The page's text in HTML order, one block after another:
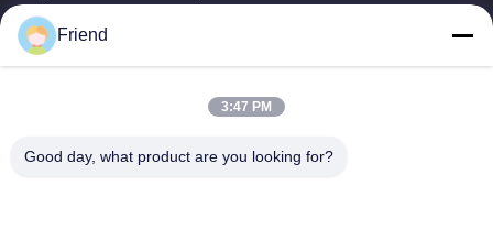
ควบคุมอุตสาหกรรม...
ลิงค์เร็ว
เกี่ยวกับเรา
ทัวร์โรงงาน
ควบคุมคุณภาพ
Friend
3:47 PM
Good day, what product are you looking for?